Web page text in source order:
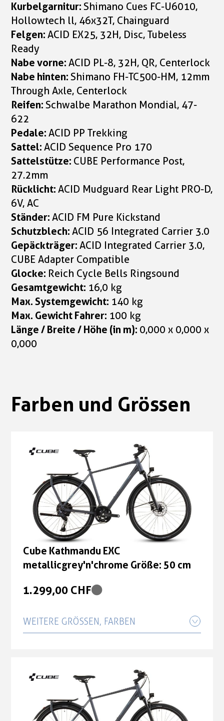
Kurbelgarnitur:Shimano Cues FC-U6010,
Hollowtech ll, 46x32T, Chainguard
Felgen:ACID EX25, 32H, Disc, Tubeless
Ready
Nabe vorne:ACID PL-8, 32H, QR, Centerlock
Nabe hinten:Shimano FH-TC500-HM, 12mm
Through Axle, Centerlock
Reifen:Schwalbe Marathon Mondial, 47-
622
Pedale:ACID PP Trekking
Sattel:ACID Sequence Pro 170
Sattelstütze: CUBE Performance Post,
27.2mm
Rücklicht:ACID Mudguard Rear Light PRO-D,
6V, AC
Ständer:ACID FM Pure Kickstand
Schutzblech:ACID 56 Integrated Carrier 3.0
Gepäckträger:ACID Integrated Carrier 3.0,
CUBE Adapter Compatible
Glocke: Reich Cycle Bells Ringsound
Gesamtgewicht: 16,0 kg
Max. Systemgewicht: 140 kg
Max. Gewicht Fahrer: 100 kg
Länge / Breite / Höhe (in m): 0,000 x 0,000 x
0,000
Farben und Grössen
Cube Kathmandu EXC
metallicgrey'n'chrome Größe: 50 cm
1.299,00 CHF
WEITERE GRÖSSEN, FARBEN
1.299,00 CHF
Cube Kathmandu EXC
metallicgrey'n'chrome Größe: 58 cm